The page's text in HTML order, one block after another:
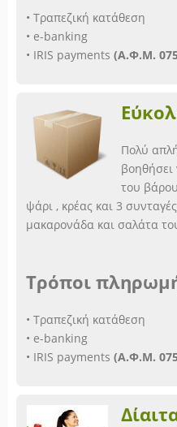
• Τραπεζική κατάθεση
• e-banking
• IRIS payments (Α.Φ.Μ.
Πολύ
βοηθήσει
του
ψάρι , κρέας και 3
μακαρονάδα και σαλάτα
Τρόποι
• Τραπεζική κατάθεση
• e-banking
• IRIS payments (Α.Φ.Μ.